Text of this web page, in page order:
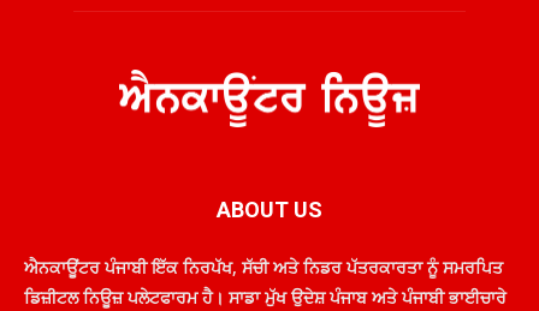
ABOUT US
ਐਨਕਾਊਂਟਰ ਪੰਜਾਬੀ ਇੱਕ ਨਿਰਪੱਖ, ਸੱਚੀ ਅਤੇ ਨਿਡਰ ਪੱਤਰਕਾਰਤਾ ਨੂੰ ਸਮਰਪਿਤ
ਡਿਜ਼ੀਟਲ ਨਿਊਜ਼ ਪਲੇਟਫਾਰਮ ਹੈ। ਸਾਡਾ ਮੁੱਖ ਉਦੇਸ਼ ਪੰਜਾਬ ਅਤੇ ਪੰਜਾਬੀ ਭਾਈਚਾਰੇ